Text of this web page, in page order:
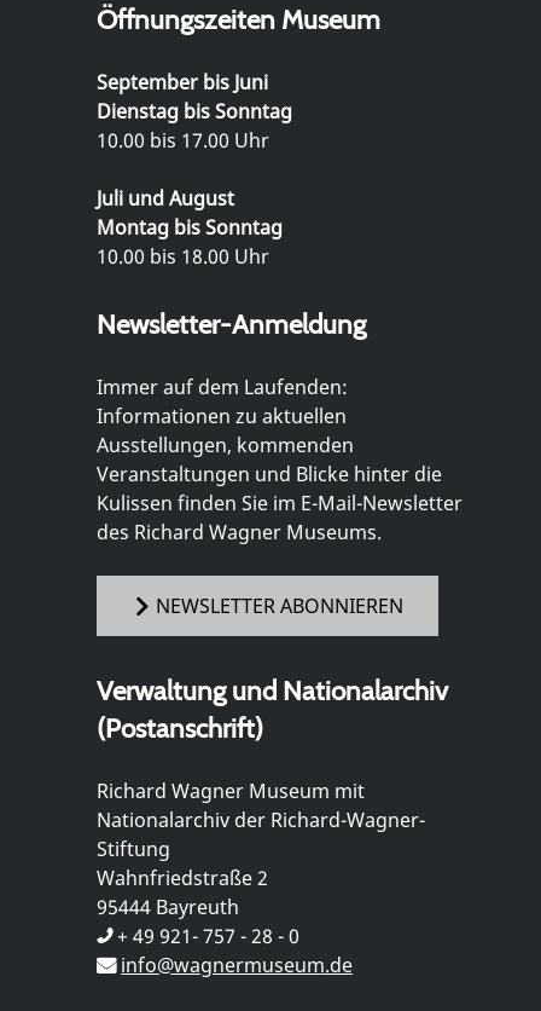
Öffnungszeiten Museum
September bis Juni
Dienstag bis Sonntag
10.00 bis 17.00 Uhr
Juli und August
Montag bis Sonntag
10.00 bis 18.00 Uhr
Newsletter-Anmeldung
Immer auf dem Laufenden:
Informationen zu aktuellen
Ausstellungen, kommenden
Veranstaltungen und Blicke hinter die
Kulissen finden Sie im E-Mail-Newsletter
des Richard Wagner Museums.
NEWSLETTER ABONNIEREN
Verwaltung und Nationalarchiv
(Postanschrift)
Richard Wagner Museum mit
Nationalarchiv der Richard-Wagner-
Stiftung
Wahnfriedstraße 2
95444 Bayreuth
+ 49 921- 757 - 28 - 0
info@wagnermuseum.de